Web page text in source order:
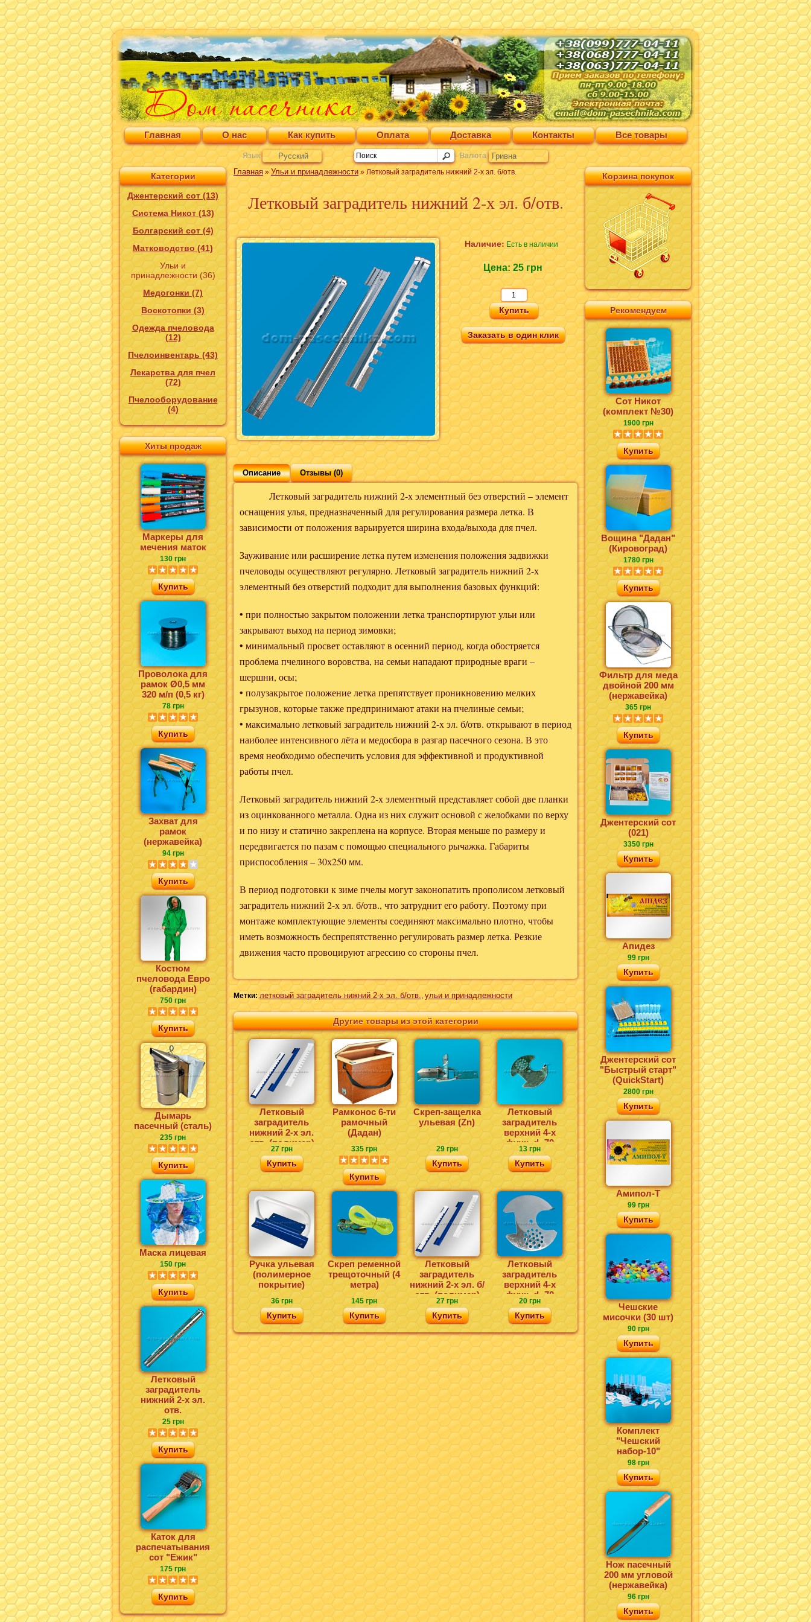
Язык Русский Валюта Гривна
Главная О нас Как купить Оплата Доставка Контакты Все товары
Категории
Джентерский сот (13)
Система Никот (13)
Болгарский сот (4)
Матководство (41)
Ульи и
принадлежности (36)
Медогонки (7)
Воскотопки (3)
Одежда пчеловода
(12)
Пчелоинвентарь (43)
Лекарства для пчел
(72)
Пчелооборудование
(4)
Хиты продаж
Маркеры для
мечения маток
130 грн
Купить
Проволока для
рамок Ø0,5 мм
320 м/п (0,5 кг)
78 грн
Купить
Захват для
рамок
(нержавейка)
94 грн
Купить
Костюм
пчеловода Евро
(габардин)
750 грн
Купить
Дымарь
пасечный (сталь)
235 грн
Купить
Маска лицевая
150 грн
Купить
Летковый
заградитель
нижний 2-х эл.
отв.
25 грн
Купить
Каток для
распечатывания
сот "Ежик"
175 грн
Купить
Корзина покупок
Рекомендуем
Сот Никот
(комплект №30)
1900 грн
Купить
Вощина "Дадан"
(Кировоград)
1780 грн
Купить
Фильтр для меда
двойной 200 мм
(нержавейка)
365 грн
Купить
Джентерский сот
(021)
3350 грн
Купить
Апидез
99 грн
Купить
Джентерский сот
"Быстрый старт"
(QuickStart)
2800 грн
Купить
Амипол-Т
99 грн
Купить
Чешские
мисочки (30 шт)
90 грн
Купить
Комплект
"Чешский
набор-10"
98 грн
Купить
Нож пасечный
200 мм угловой
(нержавейка)
96 грн
Купить
Главная » Ульи и принадлежности » Летковый заградитель нижний 2-х эл. б/отв.
Летковый заградитель нижний 2-х эл. б/отв.
Наличие: Есть в наличии
Цена: 25 грн
Заказать в один клик
Описание Отзывы (0)
Летковый заградитель нижний 2-х элементный без отверстий – элемент
оснащения улья, предназначенный для регулирования размера летка. В
зависимости от положения варьируется ширина входа/выхода для пчел.
Зауживание или расширение летка путем изменения положения задвижки
пчеловоды осуществляют регулярно. Летковый заградитель нижний 2-х
элементный без отверстий подходит для выполнения базовых функций:
• при полностью закрытом положении летка транспортируют ульи или
закрывают выход на период зимовки;
• минимальный просвет оставляют в осенний период, когда обостряется
проблема пчелиного воровства, на семьи нападают природные враги –
шершни, осы;
• полузакрытое положение летка препятствует проникновению мелких
грызунов, которые также предпринимают атаки на пчелиные семьи;
• максимально летковый заградитель нижний 2-х эл. б/отв. открывают в период
наиболее интенсивного лёта и медосбора в разгар пасечного сезона. В это
время необходимо обеспечить условия для эффективной и продуктивной
работы пчел.
Летковый заградитель нижний 2-х элементный представляет собой две планки
из оцинкованного металла. Одна из них служит основой с желобками по верху
и по низу и статично закреплена на корпусе. Вторая меньше по размеру и
передвигается по пазам с помощью специального рычажка. Габариты
приспособления – 30х250 мм.
В период подготовки к зиме пчелы могут законопатить прополисом летковый
заградитель нижний 2-х эл. б/отв., что затруднит его работу. Поэтому при
монтаже комплектующие элементы соединяют максимально плотно, чтобы
иметь возможность беспрепятственно регулировать размер летка. Резкие
движения часто провоцируют агрессию со стороны пчел.
Метки: летковый заградитель нижний 2-х эл. б/отв., ульи и принадлежности
Другие товары из этой категории
Летковый
заградитель
нижний 2-х эл.
отв. (полимер)
27 грн
Купить
Рамконос 6-ти
рамочный
(Дадан)
335 грн
Купить
Скреп-защелка
ульевая (Zn)
29 грн
Купить
Летковый
заградитель
верхний 4-х
функ. d=70
13 грн
Купить
Ручка ульевая
(полимерное
покрытие)
36 грн
Купить
Скреп ременной
трещоточный (4
метра)
145 грн
Купить
Летковый
заградитель
нижний 2-х эл. б/
отв. (полимер)
27 грн
Купить
Летковый
заградитель
верхний 4-х
функ. d=70
(нержавейка)
20 грн
Купить